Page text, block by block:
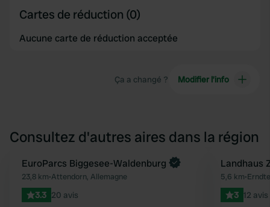
Cartes de réduction (0)
Aucune carte de réduction acceptée
Ça a changé ? Modifier l’info
Consultez d'autres aires dans la région
Préféré
Reserve maintenant
EuroParcs Biggesee-Waldenburg
23,8 km•Attendorn, Allemagne
3.3 20 avis
Landhaus
5,6 km•
3 12 avis